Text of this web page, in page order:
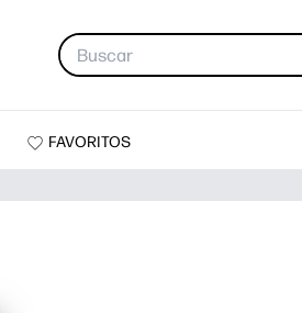
FAVORITOS